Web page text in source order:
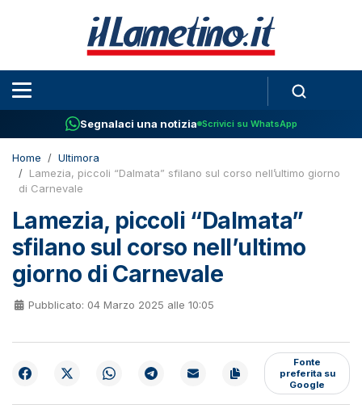
Segnalaci una notizia Scrivici su WhatsApp
Home
Ultimora
Lamezia, piccoli “Dalmata” sfilano sul corso nell’ultimo giorno
di Carnevale
Lamezia, piccoli “Dalmata”
sfilano sul corso nell’ultimo
giorno di Carnevale
Pubblicato: 04 Marzo 2025 alle 10:05
Fonte
preferita su
Google